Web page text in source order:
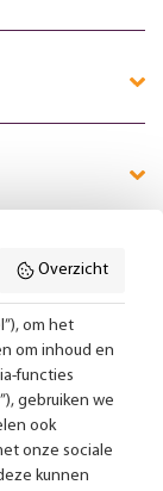
Overzicht
om het
om inhoud en
functies
gebruiken we
ook
onze sociale
kunnen